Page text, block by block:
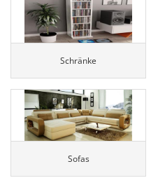
Schränke
Sofas